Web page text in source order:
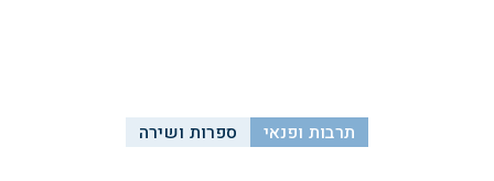
תרבות ופנאי ספרות ושירה